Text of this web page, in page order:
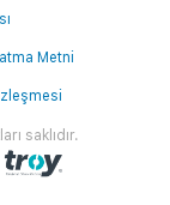
saklıdır.
Metni